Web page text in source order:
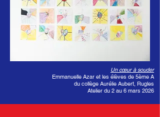
Un cœur à souder
Emmanuelle Azar et les élèves de 5ème A
du collège Aurélie Aubert, Rugles
Atelier du 2 au 6 mars 2026